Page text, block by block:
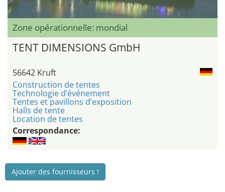
Zone opérationnelle: mondial
TENT DIMENSIONS GmbH
56642 Kruft
Construction de tentes
Technologie d’événement
Tentes et pavillons d’exposition
Halls de tente
Location de tentes
Correspondance:
Ajouter des fournisseurs !